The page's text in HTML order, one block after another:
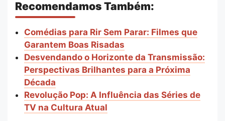
Recomendamos Também:
Comédias para Rir Sem Parar: Filmes que
Garantem Boas Risadas
Desvendando o Horizonte da Transmissão:
Perspectivas Brilhantes para a Próxima
Década
Revolução Pop: A Influência das Séries de
TV na Cultura Atual